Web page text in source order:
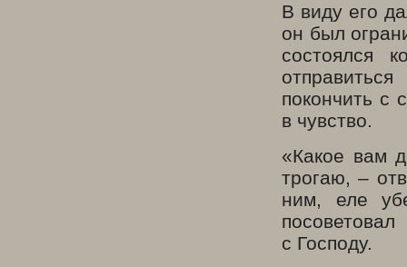
В виду его
он был
состоялся
покончить с
в чувство.
«Какое вам
трогаю, –
ним, еле
с Господу.